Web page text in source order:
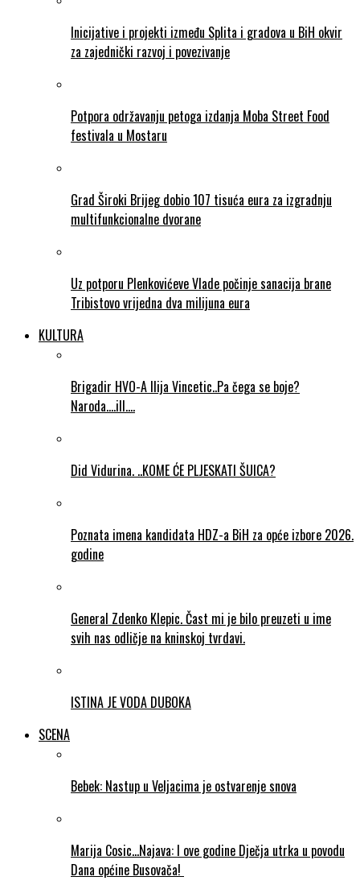
Inicijative i projekti između Splita i gradova u BiH okvir
za zajednički razvoj i povezivanje
Potpora održavanju petoga izdanja Moba Street Food
festivala u Mostaru
Grad Široki Brijeg dobio 107 tisuća eura za izgradnju
multifunkcionalne dvorane
Uz potporu Plenkovićeve Vlade počinje sanacija brane
Tribistovo vrijedna dva milijuna eura
KULTURA
Brigadir HVO-A Ilija Vincetic..Pa čega se boje?
Naroda….ill….
Did Vidurina. ..KOME ĆE PLJESKATI ŠUICA?
Poznata imena kandidata HDZ-a BiH za opće izbore 2026.
godine
General Zdenko Klepic. Čast mi je bilo preuzeti u ime
svih nas odličje na kninskoj tvrdavi.
ISTINA JE VODA DUBOKA
SCENA
Bebek: Nastup u Veljacima je ostvarenje snova
Marija Cosic…Najava: I ove godine Dječja utrka u povodu
Dana općine Busovača!